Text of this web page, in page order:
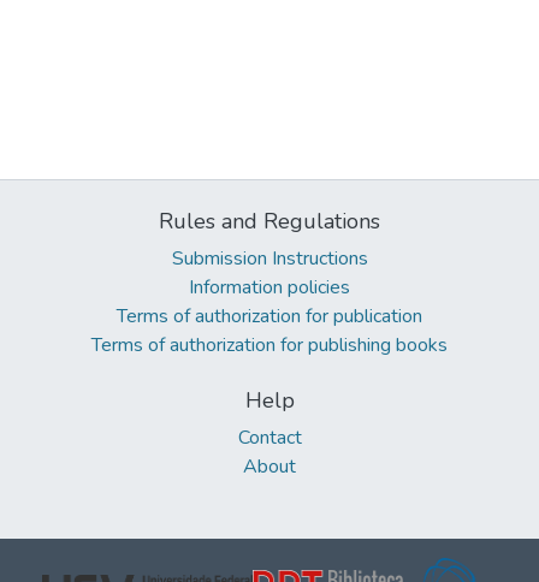
Rules and Regulations
Submission Instructions
Information policies
Terms of authorization for publication
Terms of authorization for publishing books
Help
Contact
About